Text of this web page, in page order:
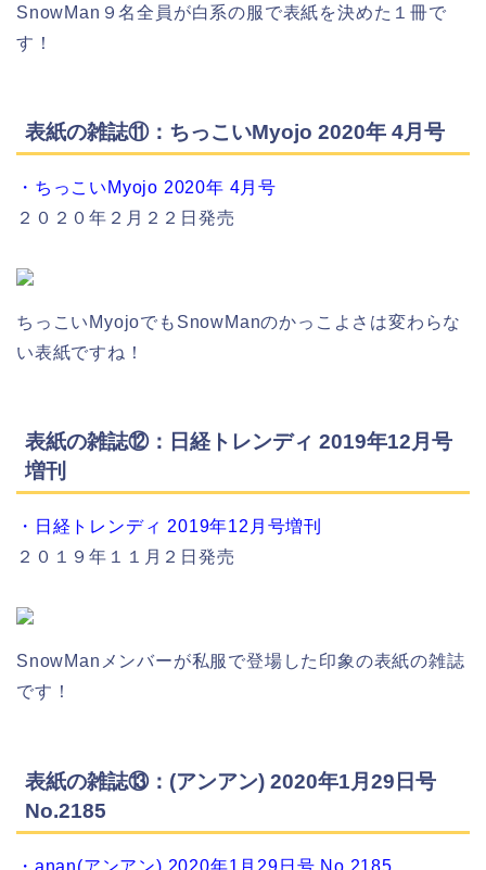
SnowMan９名全員が白系の服で表紙を決めた１冊で
す！
表紙の雑誌⑪：ちっこいMyojo 2020年 4月号
・ちっこいMyojo 2020年 4月号
２０２０年２月２２日発売
ちっこいMyojoでもSnowManのかっこよさは変わらな
い表紙ですね！
表紙の雑誌⑫：日経トレンディ 2019年12月号
増刊
・日経トレンディ 2019年12月号増刊
２０１９年１１月２日発売
SnowManメンバーが私服で登場した印象の表紙の雑誌
です！
表紙の雑誌⑬：(アンアン) 2020年1月29日号
No.2185
・anan(アンアン) 2020年1月29日号 No.2185